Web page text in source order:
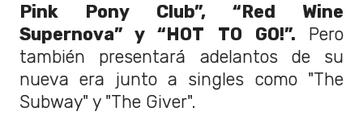
Pink Pony Club”, “Red Wine
Supernova” y “HOT TO GO!”. Pero
también presentará adelantos de su
nueva era junto a singles como "The
Subway" y "The Giver".